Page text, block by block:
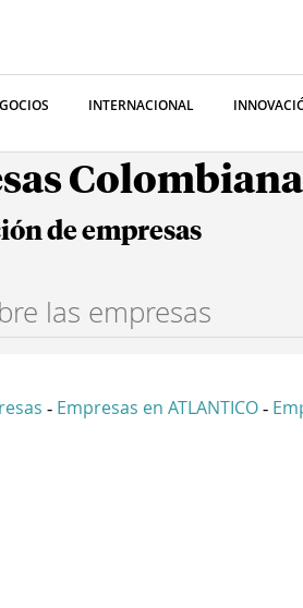
INTERNACIONAL
de empresas
- Empresas en ATLANTICO -